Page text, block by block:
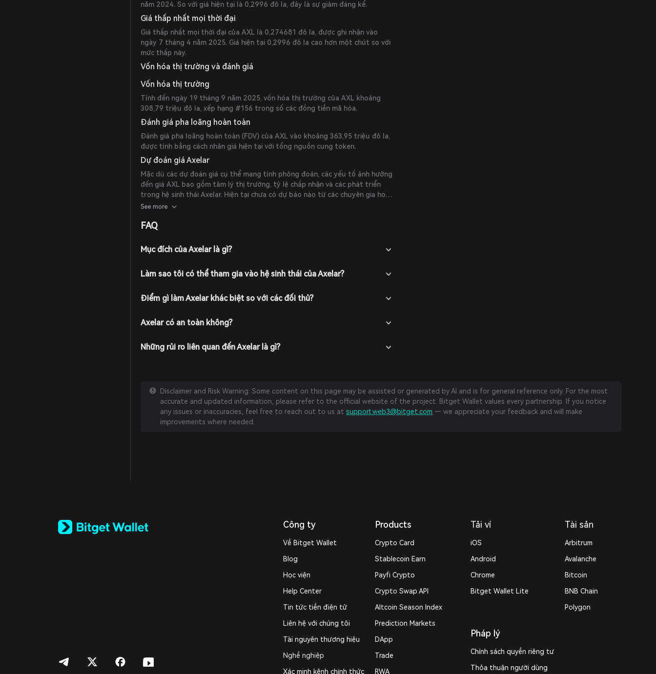
năm 2024. So với giá hiện tại là 0,2996 đô la, đây là sự giảm đáng kể.
Giá thấp nhất mọi thời đại
Giá thấp nhất mọi thời đại của AXL là 0,274681 đô la, được ghi nhận vào
ngày 7 tháng 4 năm 2025. Giá hiện tại 0,2996 đô la cao hơn một chút so với
mức thấp này.
Vốn hóa thị trường và đánh giá
Vốn hóa thị trường
Tính đến ngày 19 tháng 9 năm 2025, vốn hóa thị trường của AXL khoảng
308,79 triệu đô la, xếp hạng #156 trong số các đồng tiền mã hóa.
Đánh giá pha loãng hoàn toàn
Đánh giá pha loãng hoàn toàn (FDV) của AXL vào khoảng 363,95 triệu đô la,
được tính bằng cách nhân giá hiện tại với tổng nguồn cung token.
Dự đoán giá Axelar
Mặc dù các dự đoán giá cụ thể mang tính phỏng đoán, các yếu tố ảnh hưởng
đến giá AXL bao gồm tâm lý thị trường, tỷ lệ chấp nhận và các phát triển
trong hệ sinh thái Axelar. Hiện tại chưa có dự báo nào từ các chuyên gia hoặc
ấn phẩm đáng tin cậy.
See more
FAQ
Mục đích của Axelar là gì?
Làm sao tôi có thể tham gia vào hệ sinh thái của Axelar?
Điểm gì làm Axelar khác biệt so với các đối thủ?
Axelar có an toàn không?
Những rủi ro liên quan đến Axelar là gì?
Disclaimer and Risk Warning: Some content on this page may be assisted or generated by AI and is for general reference only. For the most
accurate and updated information, please refer to the official website of the project. Bitget Wallet values every partnership. If you notice
any issues or inaccuracies, feel free to reach out to us atsupport.web3@bitget.com — we appreciate your feedback and will make
improvements where needed.
Español (Latinoamérica)
Công ty
Về Bitget Wallet
Blog
Học viện
Help Center
Tin tức tiền điện tử
Liên hệ với chúng tôi
Tài nguyên thương hiệu
Nghề nghiệp
Xác minh kênh chính thức
Products
Crypto Card
Stablecoin Earn
Payfi Crypto
Crypto Swap API
Altcoin Season Index
Prediction Markets
DApp
Trade
RWA
Tải ví
iOS
Android
Chrome
Bitget Wallet Lite
Pháp lý
Chính sách quyền riêng tư
Thỏa thuận người dùng
Tài sản
Arbitrum
Avalanche
Bitcoin
BNB Chain
Polygon